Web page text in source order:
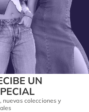
UN
nuevas colecciones y